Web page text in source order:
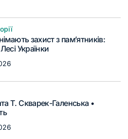
захист з пам’ятників:
Українки
Т. Скварек-Галенська •